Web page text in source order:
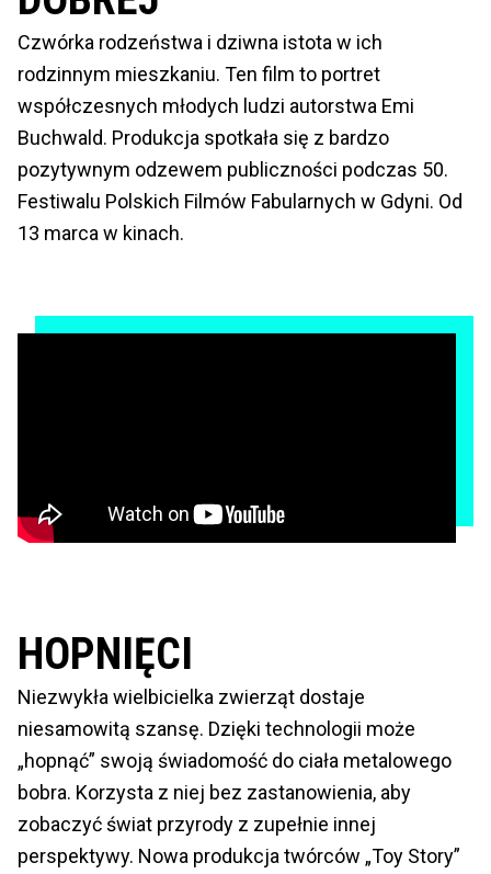
Czwórka rodzeństwa i dziwna istota w ich
rodzinnym mieszkaniu. Ten film to portret
współczesnych młodych ludzi autorstwa Emi
Buchwald. Produkcja spotkała się z bardzo
pozytywnym odzewem publiczności podczas 50.
Festiwalu Polskich Filmów Fabularnych w Gdyni. Od
13 marca w kinach.
HOPNIĘCI
Niezwykła wielbicielka zwierząt dostaje
niesamowitą szansę. Dzięki technologii może
„hopnąć” swoją świadomość do ciała metalowego
bobra. Korzysta z niej bez zastanowienia, aby
zobaczyć świat przyrody z zupełnie innej
perspektywy. Nowa produkcja twórców „Toy Story”